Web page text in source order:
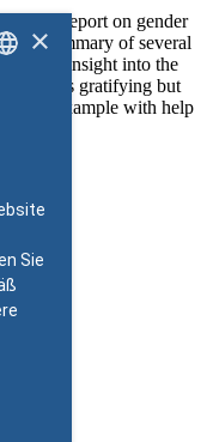
a report on gender
is a summary of several
insight into the
always gratifying but
– for example with help
×
Sie